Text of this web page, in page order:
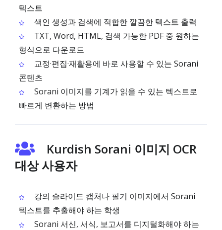
텍스트
색인 생성과 검색에 적합한 깔끔한 텍스트 출력
TXT, Word, HTML, 검색 가능한 PDF 중 원하는
형식으로 다운로드
교정·편집·재활용에 바로 사용할 수 있는 Sorani
콘텐츠
Sorani 이미지를 기계가 읽을 수 있는 텍스트로
빠르게 변환하는 방법
Kurdish Sorani 이미지 OCR
대상 사용자
강의 슬라이드 캡처나 필기 이미지에서 Sorani
텍스트를 추출해야 하는 학생
Sorani 서신, 서식, 보고서를 디지털화해야 하는